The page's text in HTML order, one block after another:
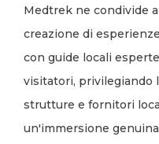
Medtrek ne condivide
creazione di
con guide locali
visitatori, privilegiando
strutture e fornitori
un'immersione